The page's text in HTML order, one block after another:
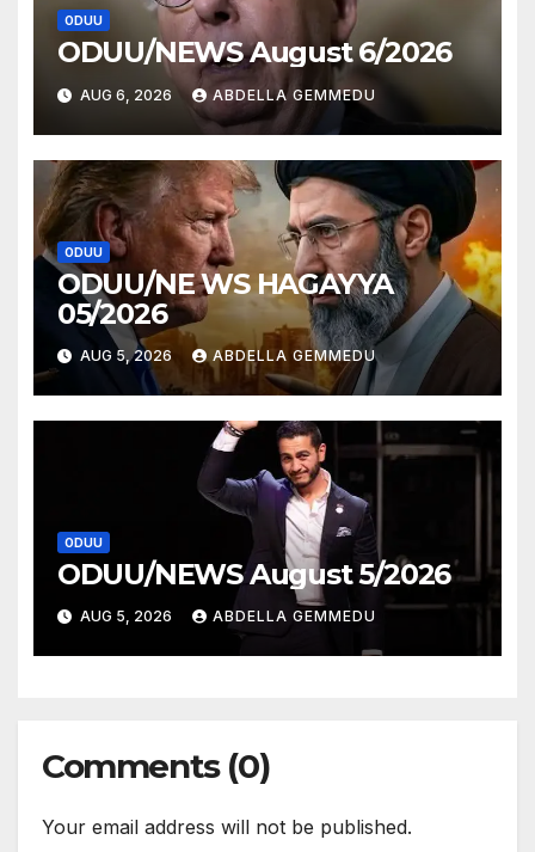
ODUU
ODUU/NEWS August 6/2026
AUG 6, 2026 ABDELLA GEMMEDU
ODUU
ODUU/NE WS HAGAYYA
05/2026
AUG 5, 2026 ABDELLA GEMMEDU
ODUU
ODUU/NEWS August 5/2026
AUG 5, 2026 ABDELLA GEMMEDU
Comments (0)
Your email address will not be published.